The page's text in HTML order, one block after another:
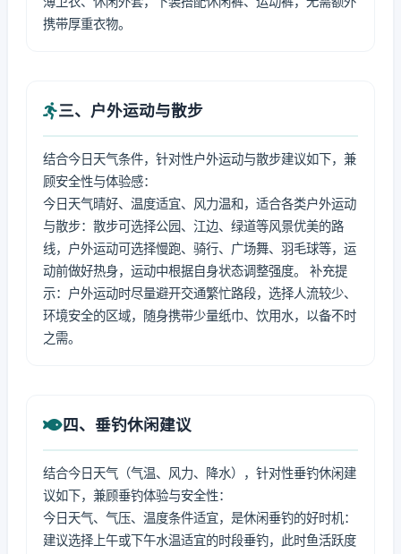
携带厚重衣物。
三、户外运动与散步
结合今日天气条件，针对性户外运动与散步建议如下，兼
顾安全性与体验感：
今日天气晴好、温度适宜、风力温和，适合各类户外运动
与散步：散步可选择公园、江边、绿道等风景优美的路
线，户外运动可选择慢跑、骑行、广场舞、羽毛球等，运
动前做好热身，运动中根据自身状态调整强度。 补充提
示：户外运动时尽量避开交通繁忙路段，选择人流较少、
环境安全的区域，随身携带少量纸巾、饮用水，以备不时
之需。
四、垂钓休闲建议
结合今日天气（气温、风力、降水），针对性垂钓休闲建
议如下，兼顾垂钓体验与安全性：
今日天气、气压、温度条件适宜，是休闲垂钓的好时机：
建议选择上午或下午水温适宜的时段垂钓，此时鱼活跃度